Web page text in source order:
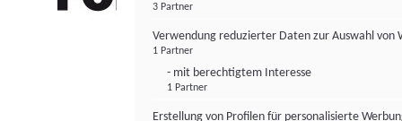
3 Partner
Verwendung reduzierter Daten zur Auswahl von
1 Partner
- mit berechtigtem Interesse
1 Partner
Erstellung von Profilen für personalisierte
FONDS professionell